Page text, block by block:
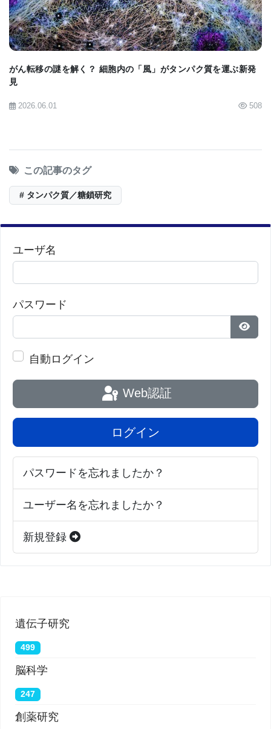
がん転移の謎を解く？ 細胞内の「風」がタンパク質を運ぶ新発
見
2026.06.01 508
この記事のタグ
# タンパク質／糖鎖研究
ユーザ名
パスワード
パス
自動ログイン
Web認証
ログイン
パスワードを忘れましたか？
ユーザー名を忘れましたか？
新規登録
遺伝子研究
499
脳科学
247
創薬研究